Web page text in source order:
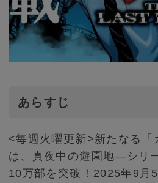
あらすじ
<毎週火曜更新>新たなる「
は、真夜中の遊園地―シリ
10万部を突破！2025年9月